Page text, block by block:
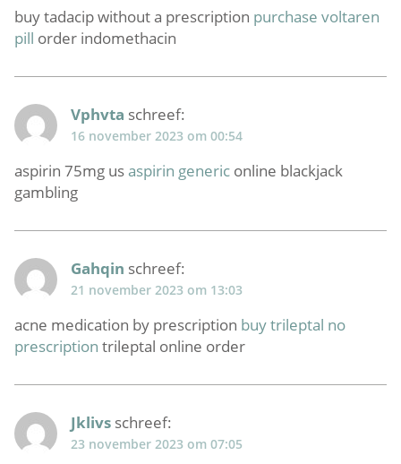
buy tadacip without a prescription purchase voltaren
pill order indomethacin
Vphvta schreef:
16 november 2023 om 00:54
aspirin 75mg usaspirin generic online blackjack
gambling
Gahqin schreef:
21 november 2023 om 13:03
acne medication by prescription buy trileptal no
prescription trileptal online order
Jklivs schreef:
23 november 2023 om 07:05